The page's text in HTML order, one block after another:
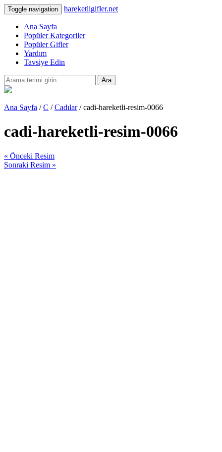
Toggle navigation hareketligifler.net
Ana Sayfa
Popüler Kategoriler
Popüler Gifler
Yardım
Tavsiye Edin
Ara
Ana Sayfa /C /Cadılar/ cadi-hareketli-resim-0066
cadi-hareketli-resim-0066
« Önceki Resim
Sonraki Resim »